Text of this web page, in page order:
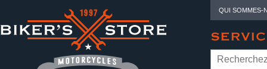
QUI SOMMES-